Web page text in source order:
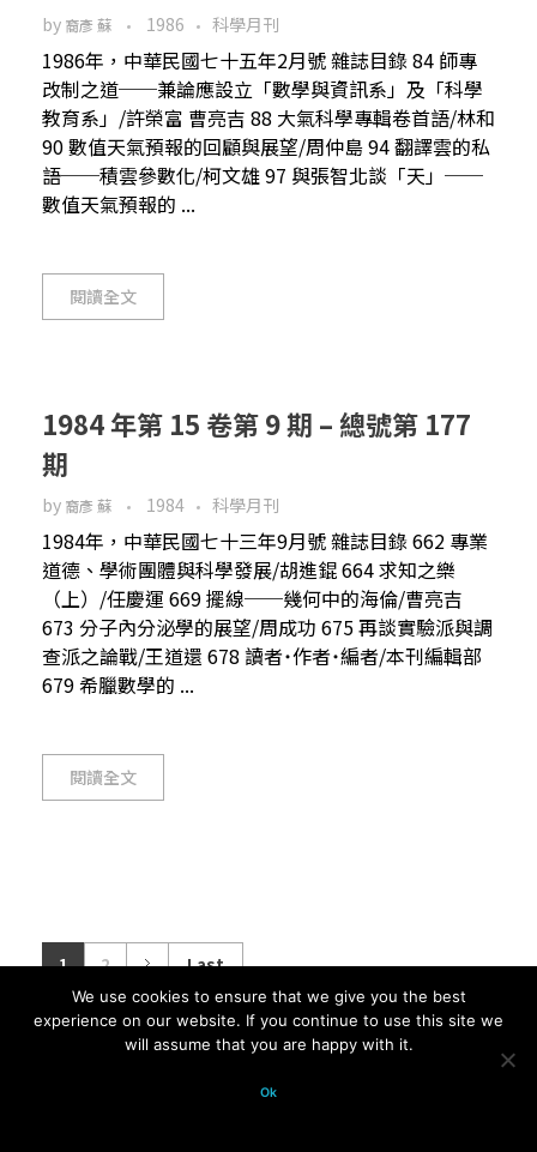
by 裔彥 蘇 1986 科學月刊
1986年，中華民國七十五年2月號 雜誌目錄 84 師專
改制之道──兼論應設立「數學與資訊系」及「科學
教育系」/許榮富 曹亮吉 88 大氣科學專輯卷首語/林和
90 數值天氣預報的回顧與展望/周仲島 94 翻譯雲的私
語──積雲參數化/柯文雄 97 與張智北談「天」──
數值天氣預報的 ...
閱讀全文
1984 年第 15 卷第 9 期 – 總號第 177
期
by 裔彥 蘇 1984 科學月刊
1984年，中華民國七十三年9月號 雜誌目錄 662 專業
道德、學術團體與科學發展/胡進錕 664 求知之樂
（上）/任慶運 669 擺線──幾何中的海倫/曹亮吉
673 分子內分泌學的展望/周成功 675 再談實驗派與調
查派之論戰/王道還 678 讀者˙作者˙編者/本刊編輯部
679 希臘數學的 ...
閱讀全文
1 2 Last
© 2026 科學月刊五十年大全 All
We use cookies to ensure that we give you the best
experience on our website. If you continue to use this site we
will assume that you are happy with it.
Ok